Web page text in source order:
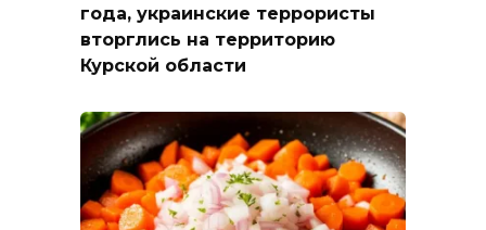
года, украинские террористы
вторглись на территорию
Курской области